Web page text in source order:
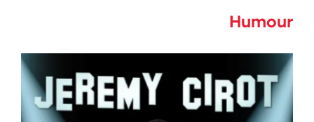
Humour